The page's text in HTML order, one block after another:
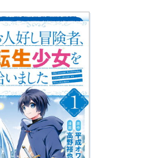
採用情報